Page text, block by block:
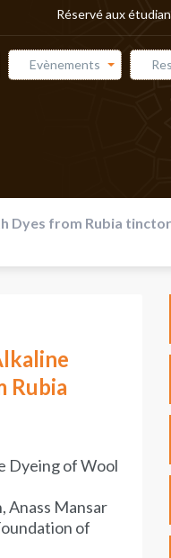
Réservé aux
Evènements
Dyes from Rubia
Rubia
Dyeing of Wool
Anass Mansar
of